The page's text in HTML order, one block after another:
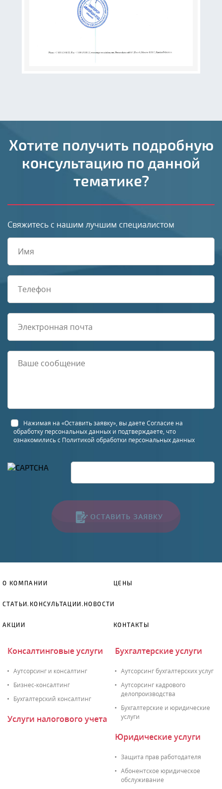
Хотите получить подробную
консультацию по данной
тематике?
Свяжитесь с нашим лучшим специалистом
Нажимая на «Оставить заявку», вы даете Согласие на
обработку персональных данныхи подтверждаете, что
ознакомились с Политикой обработки персональных данных
ОСТАВИТЬ ЗАЯВКУ
О КОМПАНИИ ЦЕНЫ
СТАТЬИ.КОНСУЛЬТАЦИИ.НОВОСТИ
АКЦИИ КОНТАКТЫ
Консалтинговые услуги
Аутсорсинг и консалтинг
Бизнес-консалтинг
Бухгалтерский консалтинг
Услуги налогового учета
Бухгалтерские услуги
Аутсорсинг бухгалтерских услуг
Аутсорсинг кадрового
делопроизводства
Бухгалтерские и юридические
услуги
Юридические услуги
Защита прав работодателя
Абонентское юридическое
обслуживание